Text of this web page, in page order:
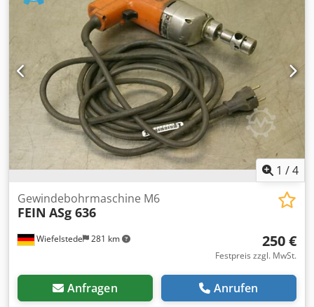
1 /4
Wiefelstede 281 km
Gewindebohrmaschine M6
FEIN ASg 636
250 €
Festpreis zzgl. MwSt.
Anfragen Anrufen